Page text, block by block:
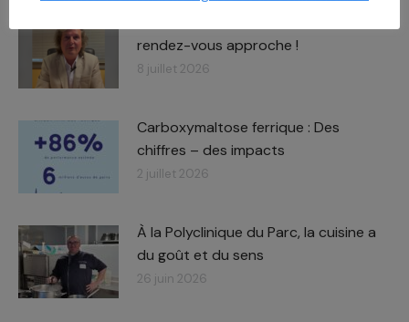
rendez-vous approche !
8 juillet 2026
Carboxymaltose ferrique : Des
chiffres – des impacts​
2 juillet 2026
À la Polyclinique du Parc, la cuisine a
du goût et du sens
26 juin 2026